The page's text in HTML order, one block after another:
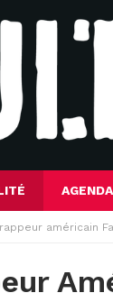
AGENDA
américain